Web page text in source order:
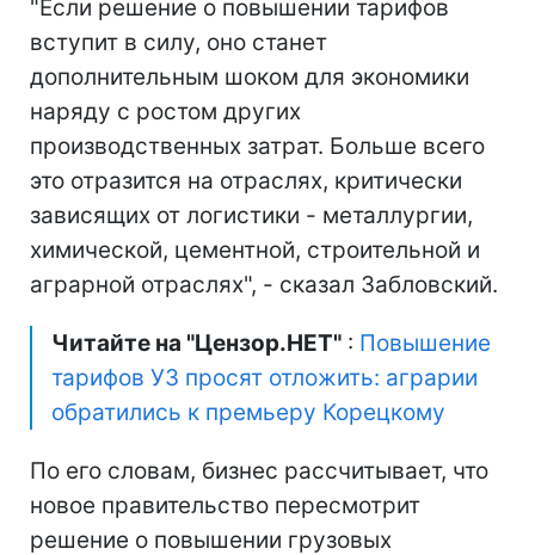
"Если решение о повышении тарифов
вступит в силу, оно станет
дополнительным шоком для экономики
наряду с ростом других
производственных затрат. Больше всего
это отразится на отраслях, критически
зависящих от логистики - металлургии,
химической, цементной, строительной и
аграрной отраслях", - сказал Забловский.
Читайте на "Цензор.НЕТ" : Повышение
тарифов УЗ просят отложить: аграрии
обратились к премьеру Корецкому
По его словам, бизнес рассчитывает, что
новое правительство пересмотрит
решение о повышении грузовых